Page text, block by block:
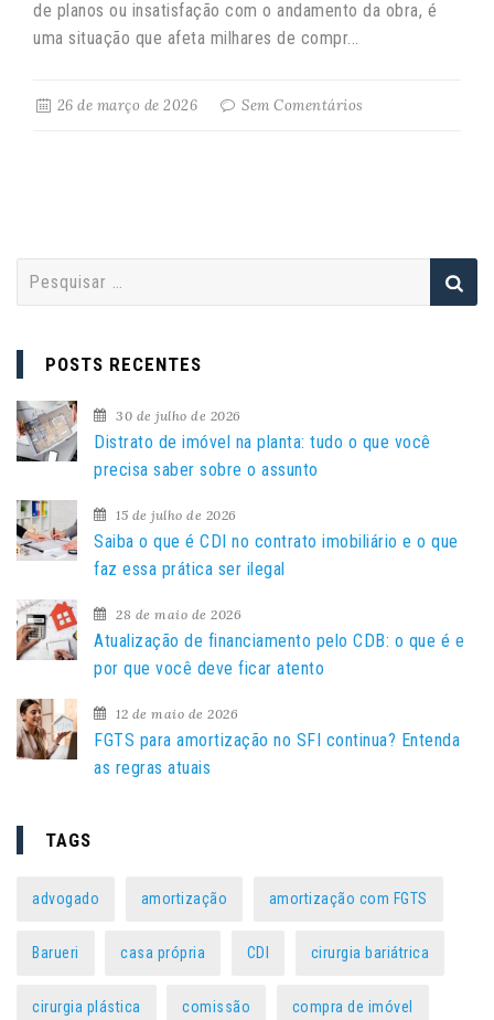
de planos ou insatisfação com o andamento da obra, é
uma situação que afeta milhares de compr...
26 de março de 2026 Sem Comentários
q
u
i
s
a
p
o
:
POSTS RECENTES
30 de julho de 2026
Distrato de imóvel na planta: tudo o que você
precisa saber sobre o assunto
15 de julho de 2026
Saiba o que é CDI no contrato imobiliário e o que
faz essa prática ser ilegal
28 de maio de 2026
Atualização de financiamento pelo CDB: o que é e
por que você deve ficar atento
12 de maio de 2026
FGTS para amortização no SFI continua? Entenda
as regras atuais
TAGS
advogado amortização amortização com FGTS
Barueri casa própria CDI cirurgia bariátrica
cirurgia plástica comissão compra de imóvel